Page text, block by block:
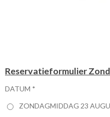
Reservatieformulier
DATUM *
ZONDAGMIDDAG 23